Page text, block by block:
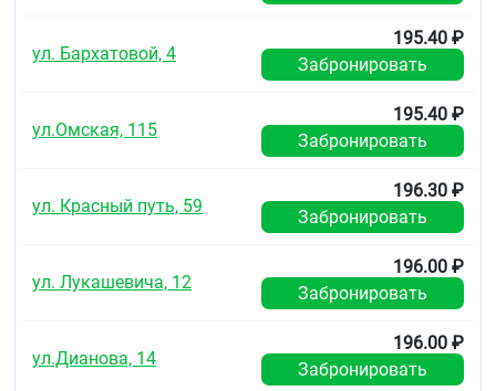
ул. Бархатовой, 4
195.40 ₽
Забронировать
ул.Омская, 115
195.40 ₽
Забронировать
ул. Красный путь, 59
196.30 ₽
Забронировать
ул. Лукашевича, 12
196.00 ₽
Забронировать
ул.Дианова, 14
196.00 ₽
Забронировать